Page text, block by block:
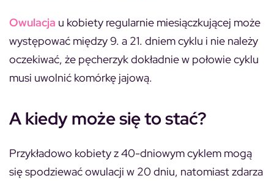
Owulacja u kobiety regularnie miesiączkującej może
występować między 9. a 21. dniem cyklu i nie należy
oczekiwać, że pęcherzyk dokładnie w połowie cyklu
musi uwolnić komórkę jajową.
A kiedy może się to stać?
Przykładowo kobiety z 40-dniowym cyklem mogą
się spodziewać owulacji w 20 dniu, natomiast zdarza